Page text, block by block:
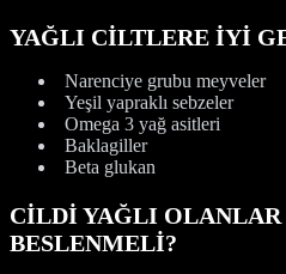
YAĞLI CİLTLERE İYİ
Narenciye grubu meyveler
Yeşil yapraklı sebzeler
Omega 3 yağ asitleri
Baklagiller
Beta glukan
CİLDİ YAĞLI OLANLAR
BESLENMELİ?